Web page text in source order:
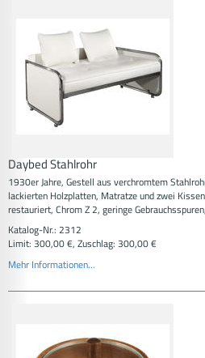
Daybed Stahlrohr
1930er Jahre, Gestell aus verchromtem
lackierten Holzplatten, Matratze und zwei
restauriert, Chrom Z 2, geringe
Katalog-Nr.: 2312
Limit: 300,00 €, Zuschlag: 300,00 €
Mehr Informationen...